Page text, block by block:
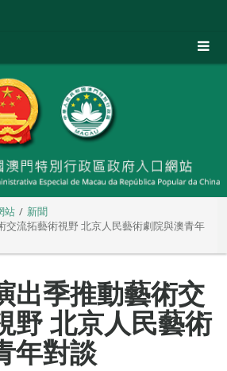
站
新聞
交流拓藝術視野 北京人民藝術劇院與澳青年
出季推動藝術交
野 北京人民藝術
年對談